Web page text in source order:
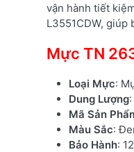
vận hành tiết
L3551CDW, giúp
Mực TN
Loại Mực:
Dung Lượng
Mã Sản
Màu Sắc:
Bảo Hành: